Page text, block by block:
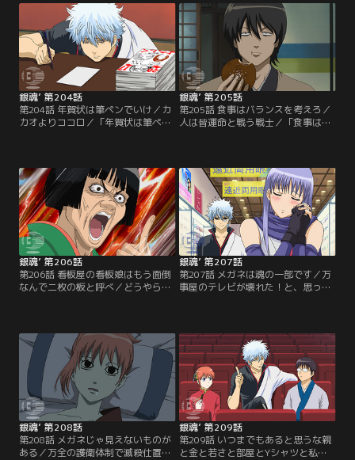
るで別人に変貌した銀時と神楽だっ
た。己の知らぬ間にここでは二年の
月日が経っていると知り新八は困惑
する。【提供：バンダイチャンネ
ル】
残されていた人物が…真選組の土方
もその一人だ。新八と土方は現状
を、ツッコミというポジションを忘
れてこの世界をボケの飽和状態にし
た自分たちへの罰だとうなだれる。
【提供：バンダイチャンネル】
銀魂’ 第204話
第204話 年賀状は筆ペンでいけ／カ
カオよりココロ／「年賀状は筆ペン
でいた。近況報告も兼ねた年賀状の
中には馴染みの顔からも…。しかし
差出人たちは年賀状でやりたい放
題！「カカオよりココロ」バレンタ
インなんて茶番はやめるべきだ！！
と訴える万事屋の男子二名。【提
供：バンダイチャンネル】
銀魂’ 第205話
第205話 食事はバランスを考えろ／
人は皆運命と戦う戦士／「食事はバ
すか？」と娘から問いかけられる山
崎。その娘は山崎の張り込み対象の
居酒屋女主人・楢崎幸だった。「人
は皆運命と戦う戦士」断られると思
いつつも妙を野球観戦に誘う近藤。
【提供：バンダイチャンネル】
銀魂’ 第206話
第206話 看板屋の看板娘はもう面倒
なんで二枚の板と呼べ／どうやらキ
て動揺を隠せない。相手はスナック
お登勢の常連客の、末次郎という実
業家。キャサリンは彼と一緒に店を
出すことを決意しかぶき町を去るこ
とに…。【提供：バンダイチャンネ
ル】
銀魂’ 第207話
第207話 メガネは魂の一部です／万
事屋のテレビが壊れた！と、思った
事な眼鏡が壊れてしまう。銀時は
渋々さっちゃんに新しい眼鏡を買っ
てあげるものの、それはあきらかに
度数が合っていない瓶底眼鏡だっ
た。銀時からのプレゼントに喜ぶさ
っちゃんだったが…。【提供：バン
ダイチャンネル】
銀魂’ 第208話
第208話 メガネじゃ見えないものが
ある／万全の護衛体制で滅殺仕置き
銀魂’ 第209話
第209話 いつまでもあると思うな親
と金と若さと部屋とYシャツと私と